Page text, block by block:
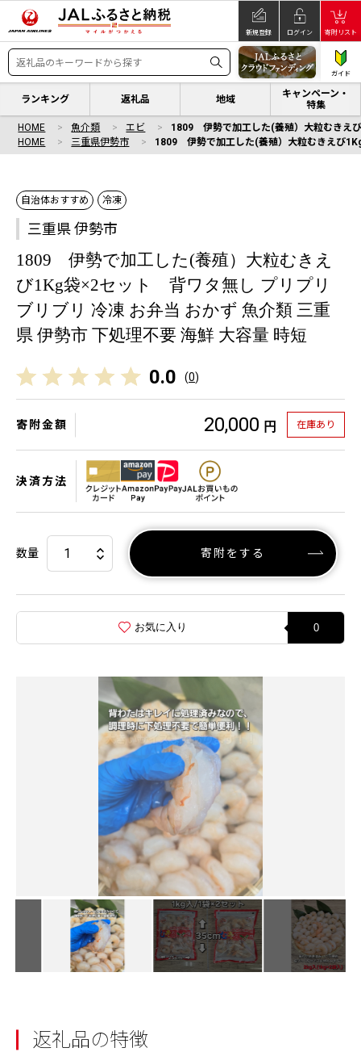
新規登録 ログイン 寄附リスト
ガイド
ランキング 返礼品 地域
キャンペーン・
特集
HOME 魚介類 エビ
1809 伊勢で加工した(養殖）大粒むきえ
HOME
三重県伊勢市 1809 伊勢で加工した(養殖）大粒むきえび
自治体おすすめ 冷凍
三重県 伊勢市
1809 伊勢で加工した(養殖）大粒むきえ
び1Kg袋×2セット 背ワタ無し プリプリ
ブリブリ 冷凍 お弁当 おかず 魚介類 三重
県 伊勢市 下処理不要 海鮮 大容量 時短
0.0 (0)
寄附金額 20,000 円 在庫あり
決済方法
数量 寄附をする
お気に入り 0
返礼品の特徴